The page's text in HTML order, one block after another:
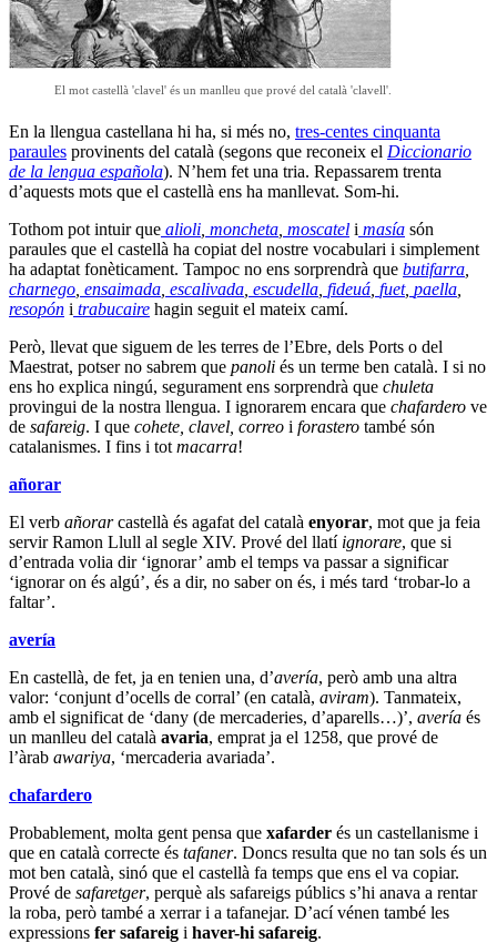
El mot castellà 'clavel' és un manlleu que prové del català 'clavell'.
En la llengua castellana hi ha, si més no, tres-centes cinquanta
paraules provinents del català (segons que reconeix el Diccionario
de la lengua española). N’hem fet una tria. Repassarem trenta
d’aquests mots que el castellà ens ha manllevat. Som-hi.
Tothom pot intuir que alioli moncheta moscatel i masía són
paraules que el castellà ha copiat del nostre vocabulari i simplement
ha adaptat fonèticament. Tampoc no ens sorprendrà que butifarra
charnego ensaimada escalivada escudella fideuá fuet, paella
resopón i trabucaire hagin seguit el mateix camí.
Però, llevat que siguem de les terres de l’Ebre, dels Ports o del
Maestrat, potser no sabrem que panoli és un terme ben català. I si no
ens ho explica ningú, segurament ens sorprendrà que chuleta
provingui de la nostra llengua. I ignorarem encara que chafardero ve
de safareig. I que cohete, clavel, correo i forastero també són
catalanismes. I fins i tot macarra!
añorar
El verb añorarcastellà és agafat del català enyorar, mot que ja feia
servir Ramon Llull al segle XIV. Prové del llatí ignorare, que si
d’entrada volia dir ‘ignorar’ amb el temps va passar a significar
‘ignorar on és algú’, és a dir, no saber on és, i més tard ‘trobar-lo a
faltar’.
avería
En castellà, de fet, ja en tenien una, d’avería, però amb una altra
valor: ‘conjunt d’ocells de corral’ (en català, aviram). Tanmateix,
amb el significat de ‘dany (de mercaderies, d’aparells…)’, avería és
un manlleu del català avaria, emprat ja el 1258, que prové de
l’àrab awariya, ‘mercaderia avariada’.
chafardero
Probablement, molta gent pensa que xafarder és un castellanisme i
que en català correcte és tafaner. Doncs resulta que no tan sols és un
mot ben català, sinó que el castellà fa temps que ens el va copiar.
Prové de safaretger, perquè als safareigs públics s’hi anava a rentar
la roba, però també a xerrar i a tafanejar. D’ací vénen també les
expressions fer safareig i haver-hi safareig.